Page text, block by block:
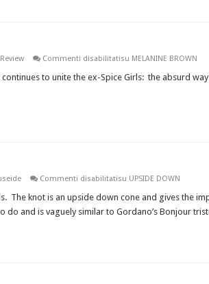
Commenti disabilitatisu MELANINE BROWN
to unite the ex-Spice Girls: the absurd
Commenti disabilitatisu UPSIDE DOWN
The knot is an upside down cone and gives the
do and is vaguely similar to Gordano’s Bonjour